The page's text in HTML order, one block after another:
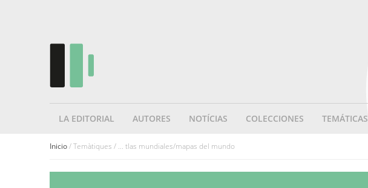
LA EDITORIAL AUTORES NOTÍCIAS COLECCIONES TEMÁTICAS
Inicio/ Temàtiques / ... tlas mundiales/mapas del mundo